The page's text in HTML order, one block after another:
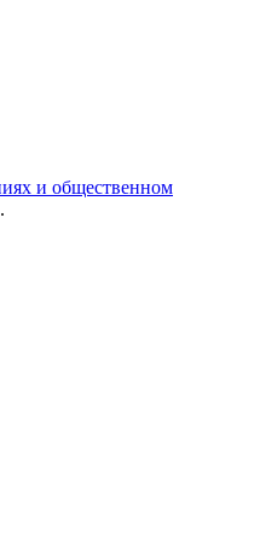
и общественном